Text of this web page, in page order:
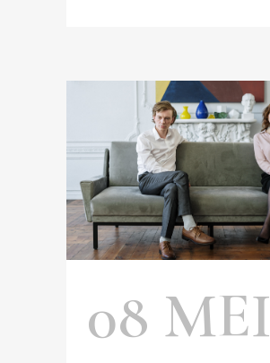
08 MEI